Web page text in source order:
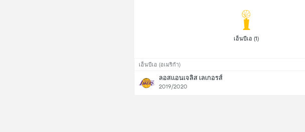
เอ็นบีเอ (อเมริกัา)
ลอสแอนเจลิส เลเกอรส์
2019/2020